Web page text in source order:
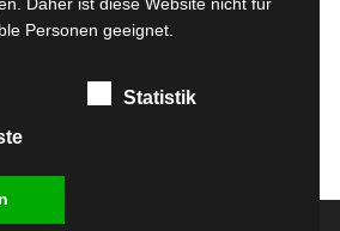
Personen geeignet.
Statistik